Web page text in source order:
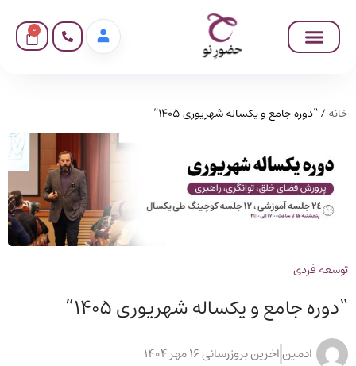
0
خانه / “دوره جامع و یکساله شهریوری 1405”
توسعه فردی
“دوره جامع و یکساله شهریوری 1405”
ادمیناخرین بروزرسانی 16 مهر 1404